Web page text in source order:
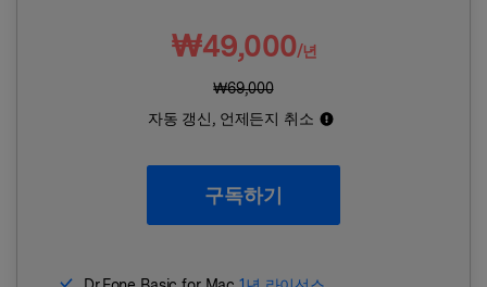
₩49,000/년
₩69,000
자동 갱신, 언제든지 취소
구독하기